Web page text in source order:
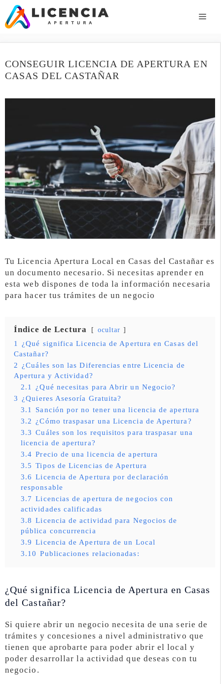
Saltar
contenido
CONSEGUIR LICENCIA DE APERTURA EN
CASAS DEL CASTAÑAR
Tu Licencia Apertura Local en Casas del Castañar es
un documento necesario. Si necesitas aprender en
esta web dispones de toda la información necesaria
para hacer tus trámites de un negocio
Índice de Lectura ocultar
1
¿Qué significa Licencia de Apertura en Casas del
Castañar?
2 ¿Cuáles son las Diferencias entre Licencia de
Apertura y Actividad?
2.1
¿Qué necesitas para Abrir un Negocio?
3 ¿Quieres Asesoría Gratuita?
3.1
Sanción por no tener una licencia de apertura
3.2 ¿Cómo traspasar una Licencia de Apertura?
3.3 Cuáles son los requisitos para traspasar una
licencia de apertura?
3.4 Precio de una licencia de apertura
3.5 Tipos de Licencias de Apertura
3.6 Licencia de Apertura por declaración
responsable
3.7 Licencias de apertura de negocios con
actividades calificadas
3.8 Licencia de actividad para Negocios de
pública concurrencia
3.9 Licencia de Apertura de un Local
3.10 Publicaciones relacionadas:
¿Qué significa Licencia de Apertura en Casas
del Castañar?
Si quiere abrir un negocio necesita de una serie de
trámites y concesiones a nivel administrativo que
tienen que aprobarte para poder abrir el local y
poder desarrollar la actividad que deseas con tu
negocio.